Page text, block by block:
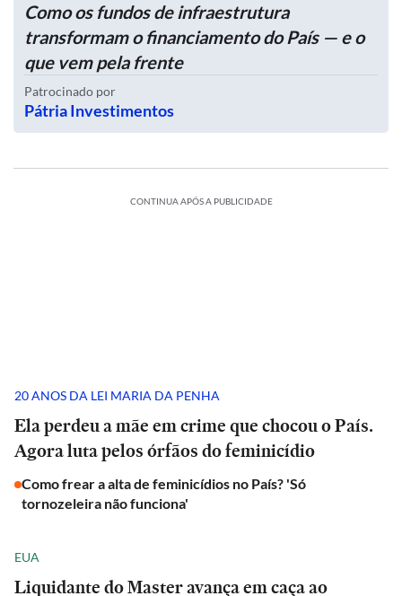
Como os fundos de infraestrutura
transformam o financiamento do País — e o
que vem pela frente
Patrocinado por
Pátria Investimentos
CONTINUA APÓS A PUBLICIDADE
20 ANOS DA LEI MARIA DA PENHA
Ela perdeu a mãe em crime que chocou o País.
Agora luta pelos órfãos do feminicídio
Como frear a alta de feminicídios no País? 'Só
tornozeleira não funciona'
EUA
Liquidante do Master avança em caça ao